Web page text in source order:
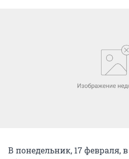
В понедельник, 17 февраля,